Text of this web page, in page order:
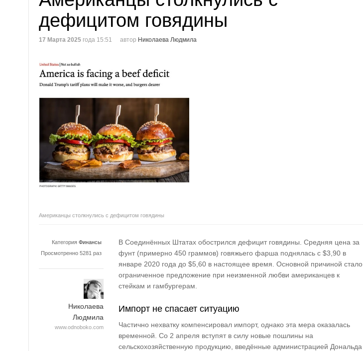
дефицитом говядины
17 Марта 2025 года 15:51 автор Николаева Людмила
Американцы столкнулись с дефицитом говядины
Категория Финансы
Просмотренно 5281 раз
Николаева
Людмила
www.odnoboko.com
В Соединённых Штатах обострился дефицит говядины. Средняя цена за
фунт (примерно 450 граммов) говяжьего фарша поднялась с $3,90 в
январе 2020 года до $5,60 в настоящее время. Основной причиной стало
ограниченное предложение при неизменной любви американцев к
стейкам и гамбургерам.
Импорт не спасает ситуацию
Частично нехватку компенсировал импорт, однако эта мера оказалась
временной. Со 2 апреля вступят в силу новые пошлины на
сельскохозяйственную продукцию, введённые администрацией Дональда